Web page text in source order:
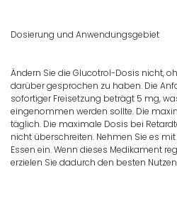
Dosierung und Anwendungsgebiet
Ändern Sie die Glucotrol-Dosis nicht,
darüber gesprochen zu haben. Die
sofortiger Freisetzung beträgt 5 mg,
eingenommen werden sollte. Die
täglich. Die maximale Dosis bei
nicht überschreiten. Nehmen Sie es
Essen ein. Wenn dieses Medikament
erzielen Sie dadurch den besten